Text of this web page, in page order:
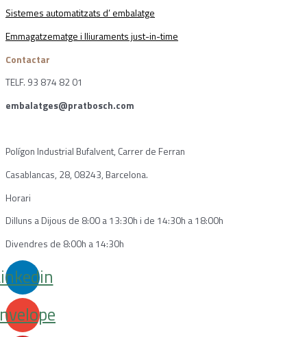
Sistemes automatitzats d’ embalatge
Emmagatzematge i lliuraments just-in-time
Contactar
TELF. 93 874 82 01
embalatges@pratbosch.com
Polígon Industrial Bufalvent, Carrer de Ferran
Casablancas, 28, 08243, Barcelona.
Horari
Dilluns a Dijous de 8:00 a 13:30h i de 14:30h a 18:00h
Divendres de 8:00h a 14:30h